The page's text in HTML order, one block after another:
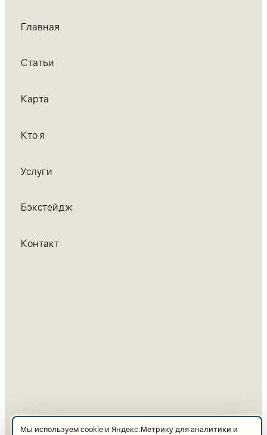
Главная
Статьи
Карта
Кто я
Услуги
Бэкстейдж
Контакт
Мы используем cookie и Яндекс.Метрику для аналитики и